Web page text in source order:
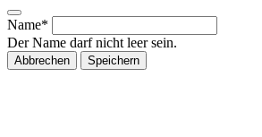
Name*
Der Name darf nicht leer sein.
Abbrechen Speichern